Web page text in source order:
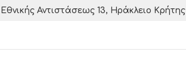
Αντιστάσεως 13, Ηράκλειο Κρήτης